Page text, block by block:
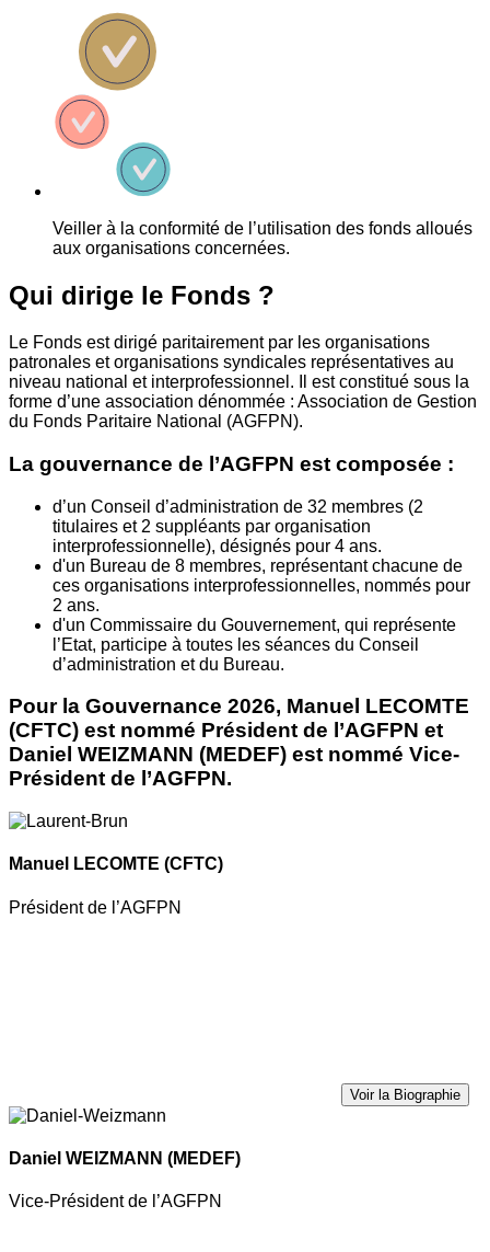
Veiller à la conformité de l’utilisation des fonds alloués
aux organisations concernées.
Qui dirige le Fonds ?
Le Fonds est dirigé paritairement par les organisations
patronales et organisations syndicales représentatives au
niveau national et interprofessionnel. Il est constitué sous la
forme d’une association dénommée : Association de Gestion
du Fonds Paritaire National (AGFPN).
La gouvernance de l’AGFPN est composée :
d’un Conseil d’administration de 32 membres (2
titulaires et 2 suppléants par organisation
interprofessionnelle), désignés pour 4 ans.
d'un Bureau de 8 membres, représentant chacune de
ces organisations interprofessionnelles, nommés pour
2 ans.
d'un Commissaire du Gouvernement, qui représente
l’Etat, participe à toutes les séances du Conseil
d’administration et du Bureau.
Pour la Gouvernance 2026, Manuel LECOMTE
(CFTC) est nommé Président de l’AGFPN et
Daniel WEIZMANN (MEDEF) est nommé Vice-
Président de l’AGFPN.
Manuel LECOMTE (CFTC)
Président de l’AGFPN
Voir la Biographie
Daniel WEIZMANN (MEDEF)
Vice-Président de l’AGFPN